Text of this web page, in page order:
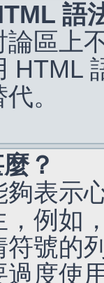
語
區上
HTML
。
？
表示
例如
號的
度使